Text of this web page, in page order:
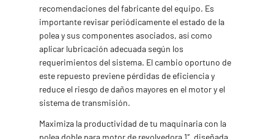
recomendaciones del fabricante del equipo. Es
importante revisar periódicamente el estado de la
polea y sus componentes asociados, así como
aplicar lubricación adecuada según los
requerimientos del sistema. El cambio oportuno de
este repuesto previene pérdidas de eficiencia y
reduce el riesgo de daños mayores en el motor y el
sistema de transmisión.
Maximiza la productividad de tu maquinaria con la
polea doble para motor de revolvedora 1″, diseñada